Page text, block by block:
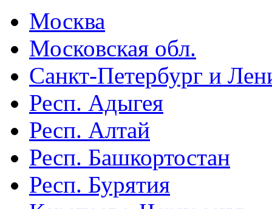
Москва
Московская обл.
Санкт-Петербург и
Респ. Адыгея
Респ. Алтай
Респ. Башкортостан
Респ. Бурятия